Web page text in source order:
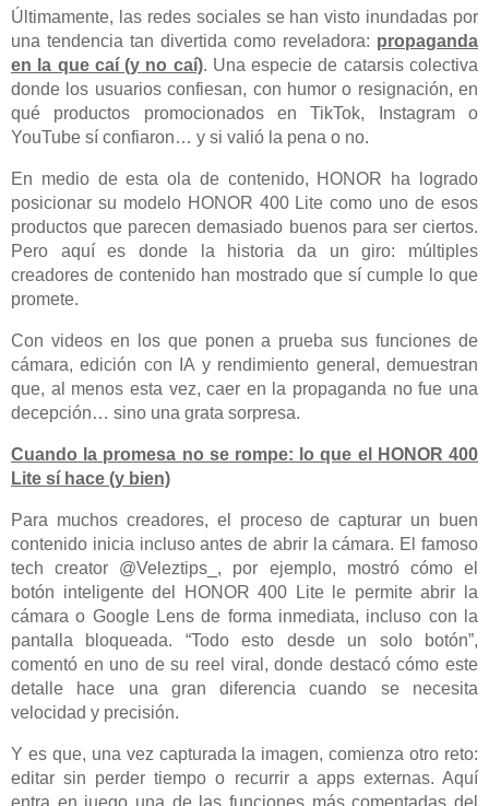
Últimamente, las redes sociales se han visto inundadas por
una tendencia tan divertida como reveladora: propaganda
en la que caí (y no caí). Una especie de catarsis colectiva
donde los usuarios confiesan, con humor o resignación, en
qué productos promocionados en TikTok, Instagram o
YouTube sí confiaron… y si valió la pena o no.
En medio de esta ola de contenido, HONOR ha logrado
posicionar su modelo HONOR 400 Lite como uno de esos
productos que parecen demasiado buenos para ser ciertos.
Pero aquí es donde la historia da un giro: múltiples
creadores de contenido han mostrado que sí cumple lo que
promete.
Con videos en los que ponen a prueba sus funciones de
cámara, edición con IA y rendimiento general, demuestran
que, al menos esta vez, caer en la propaganda no fue una
decepción… sino una grata sorpresa.
Cuando la promesa no se rompe: lo que el HONOR 400
Lite sí hace (y bien)
Para muchos creadores, el proceso de capturar un buen
contenido inicia incluso antes de abrir la cámara. El famoso
tech creator @Veleztips_, por ejemplo, mostró cómo el
botón inteligente del HONOR 400 Lite le permite abrir la
cámara o Google Lens de forma inmediata, incluso con la
pantalla bloqueada. “Todo esto desde un solo botón”,
comentó en uno de su reel viral, donde destacó cómo este
detalle hace una gran diferencia cuando se necesita
velocidad y precisión.
Y es que, una vez capturada la imagen, comienza otro reto:
editar sin perder tiempo o recurrir a apps externas. Aquí
entra en juego una de las funciones más comentadas del